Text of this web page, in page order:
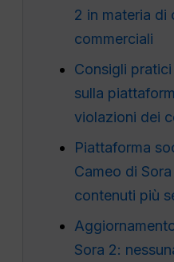
2 in materia di
commerciali
Consigli
sulla
violazioni dei
Piattaforma
Cameo di
contenuti più
Sora 2: